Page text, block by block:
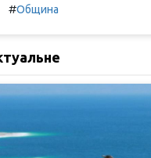
#Община